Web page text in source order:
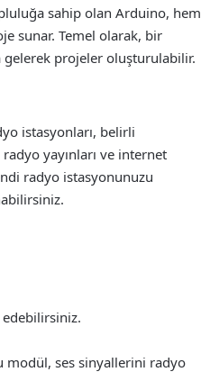
sahip olan Arduino, hem
sunar. Temel olarak, bir
projeler oluşturulabilir.
istasyonları, belirli
yayınları ve internet
radyo istasyonunuzu
modül, ses sinyallerini radyo